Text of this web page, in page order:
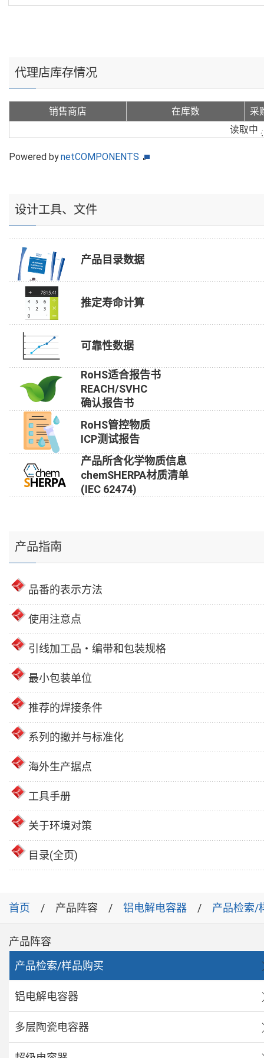
代理店库存情况
销售商店 在库数
采
读取中
Powered bynetCOMPONENTS
设计工具、文件
产品目录数据
推定寿命计算
可靠性数据
RoHS适合报告书
REACH/SVHC
确认报告书
RoHS管控物质
ICP测试报告
产品所含化学物质信息
chemSHERPA材质清单
(IEC 62474)
产品指南
品番的表示方法
使用注意点
引线加工品・编带和包装规格
最小包装单位
推荐的焊接条件
系列的撤并与标准化
海外生产据点
工具手册
关于环境对策
目录(全页)
首页 产品阵容 铝电解电容器 产品检索/
产品阵容
产品检索/样品购买
铝电解电容器
多层陶瓷电容器